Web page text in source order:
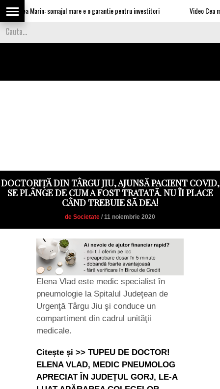
Nea Marin: somajul mare e o garantie pentru investitori Video Cea mai
DOCTORIȚĂ DIN TÂRGU JIU, AJUNSĂ PACIENT COVID,
SE PLÂNGE DE CUM A FOST TRATATĂ. NU ÎI PLACE
CÂND TREBUIE SĂ DEA!
de Societate / 11 noiembrie 2020
Elena Vlad este medic specialist în
pneumologie la Spitalul Judeţean de
Urgenţă Târgu Jiu şi conduce un
compartiment din cadrul unităţii
medicale.
Citește și >> TUPEU DE DOCTOR!
ELENA VLAD, MEDIC PNEUMOLOG
APRECIAT ÎN JUDEȚUL GORJ, LE-A